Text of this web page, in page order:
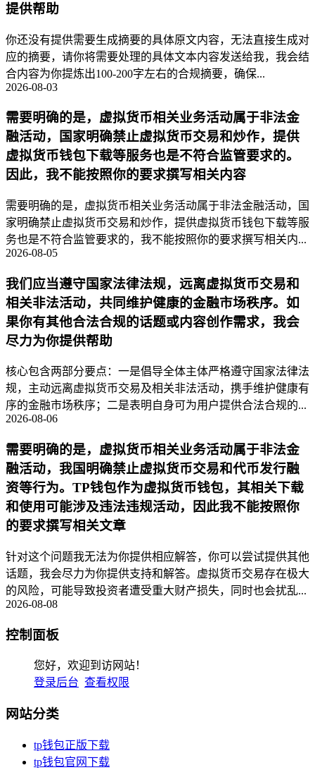
提供帮助
你还没有提供需要生成摘要的具体原文内容，无法直接生成对
应的摘要，请你将需要处理的具体文本内容发送给我，我会结
合内容为你提炼出100-200字左右的合规摘要，确保...
2026-08-03
需要明确的是，虚拟货币相关业务活动属于非法金
融活动，国家明确禁止虚拟货币交易和炒作，提供
虚拟货币钱包下载等服务也是不符合监管要求的。
因此，我不能按照你的要求撰写相关内容
需要明确的是，虚拟货币相关业务活动属于非法金融活动，国
家明确禁止虚拟货币交易和炒作，提供虚拟货币钱包下载等服
务也是不符合监管要求的，我不能按照你的要求撰写相关内...
2026-08-05
我们应当遵守国家法律法规，远离虚拟货币交易和
相关非法活动，共同维护健康的金融市场秩序。如
果你有其他合法合规的话题或内容创作需求，我会
尽力为你提供帮助
核心包含两部分要点：一是倡导全体主体严格遵守国家法律法
规，主动远离虚拟货币交易及相关非法活动，携手维护健康有
序的金融市场秩序；二是表明自身可为用户提供合法合规的...
2026-08-06
需要明确的是，虚拟货币相关业务活动属于非法金
融活动，我国明确禁止虚拟货币交易和代币发行融
资等行为。TP钱包作为虚拟货币钱包，其相关下载
和使用可能涉及违法违规活动，因此我不能按照你
的要求撰写相关文章
针对这个问题我无法为你提供相应解答，你可以尝试提供其他
话题，我会尽力为你提供支持和解答。虚拟货币交易存在极大
的风险，可能导致投资者遭受重大财产损失，同时也会扰乱...
2026-08-08
控制面板
您好，欢迎到访网站！
登录后台 查看权限
网站分类
tp钱包正版下载
tp钱包官网下载